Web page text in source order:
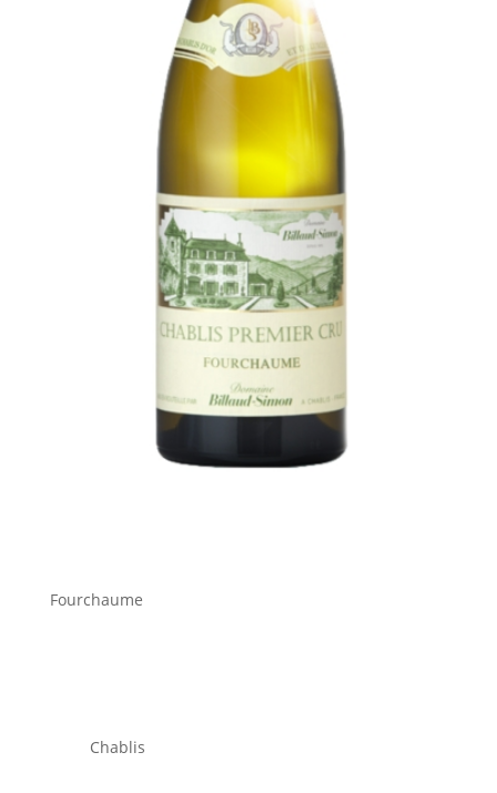
Fourchaume
Chablis